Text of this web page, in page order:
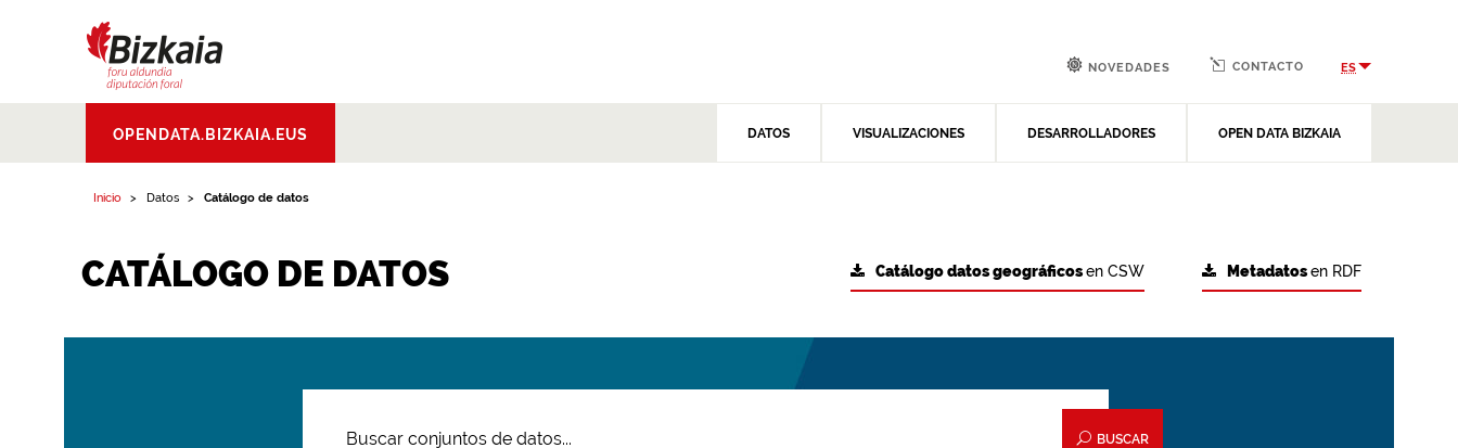
Aldundia.Diputacion
Foral de Bizkaia
OPENDATA.BIZKAIA.EUS DATOS VISUALIZACIONES DESARROLLADORES OPEN DATA BIZKAIA
NOVEDADES CONTACTO ES
Inicio Datos Catálogo de datos
CATÁLOGO DE DATOS Metadatosen RDF
Catálogo datos geográficosen CSW
BUSCAR